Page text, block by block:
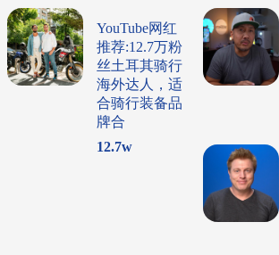
YouTube网红
推荐:12.7万粉
丝土耳其骑行
海外达人，适
合骑行装备品
牌合
12.7w